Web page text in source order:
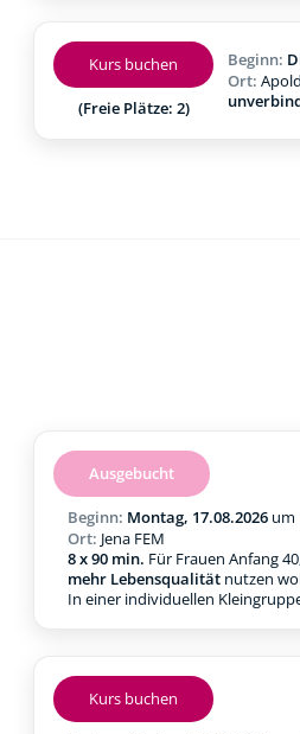
Kurs buchen
(Freie Plätze: 2)
Beginn:
Ort:
Ausgebucht
Beginn: Montag, 17.08.2026 um
Ort: Jena FEM
8 x 90 min. Für Frauen Anfang
mehr Lebensqualität nutzen
In einer individuellen
Kurs buchen